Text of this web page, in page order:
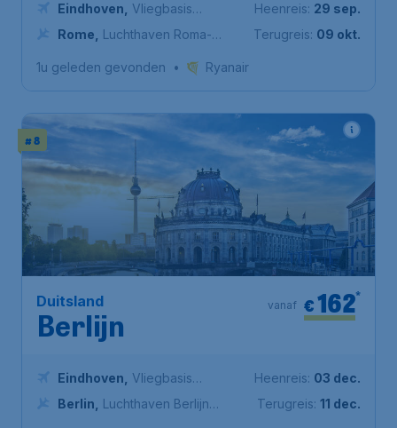
Eindhoven
Vliegbasis
Eindhoven
Rome
Luchthaven Roma-
Heenreis: 29 sep.
Terugreis: 09 okt.
1u geleden gevonden • Ryanair
# 8
Duitsland
Berlijn
€162*
vanaf
Eindhoven
Vliegbasis
Eindhoven
Berlin
Luchthaven Berlijn
Heenreis: 03 dec.
Terugreis: 11 dec.